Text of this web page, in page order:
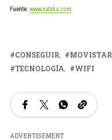
Fuente: www.xataka.com
CONSEGUIR MOVISTAR
TECNOLOGÍA
WIFI
ADVERTISEMENT